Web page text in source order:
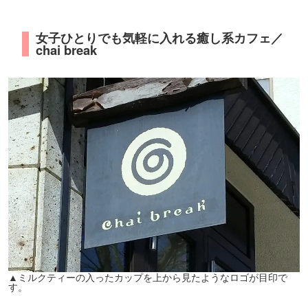
女子ひとりでも気軽に入れる癒し系カフェ／
chai break
▲ミルクティーの入ったカップを上から見たようなロゴが目印で
す。